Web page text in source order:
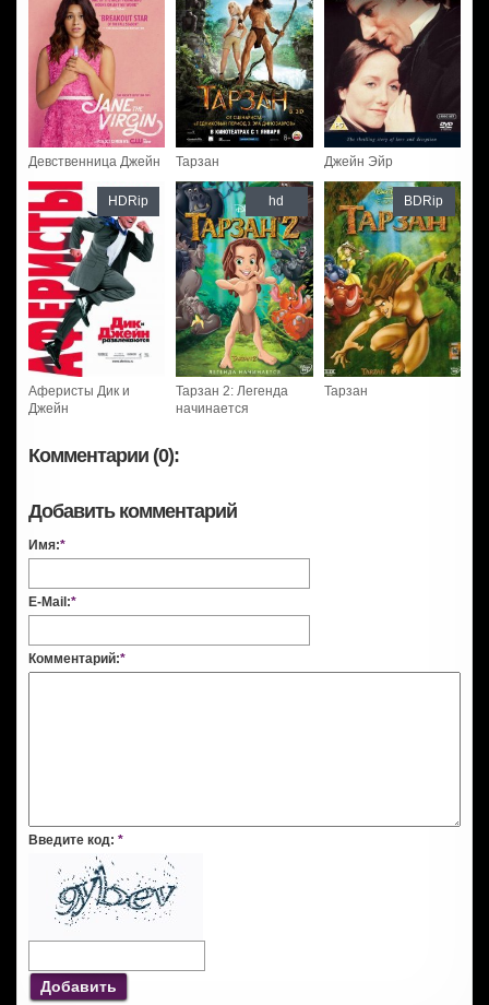
Девственница Джейн Тарзан Джейн Эйр
Аферисты Дик и
Джейн
HDRip
Тарзан 2: Легенда
начинается
hd
Тарзан
BDRip
Комментарии (0):
Добавить комментарий
Имя:*
E-Mail:*
Комментарий:*
Введите код: *
Добавить